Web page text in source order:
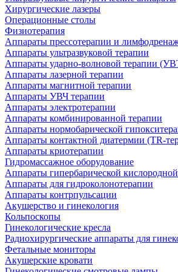
Хирургические лазеры
Операционные столы
Физиотерапия
Аппараты прессотерапии и
Аппараты ультразвуковой терапии
Аппараты ударно-волновой терапии
Аппараты лазерной терапии
Аппараты магнитной терапии
Аппараты УВЧ терапии
Аппараты электротерапии
Аппараты комбинированной терапии
Аппараты нормобарической
Аппараты контактной диатермии (TR-
Аппараты криотерапии
Гидромассажное оборудование
Аппараты гипербарической
Аппараты для гидроколонотерапии
Аппараты контрпульсации
Акушерство и гинекология
Кольпоскопы
Гинекологические кресла
Радиохирургические аппараты для
Фетальные мониторы
Акушерские кровати